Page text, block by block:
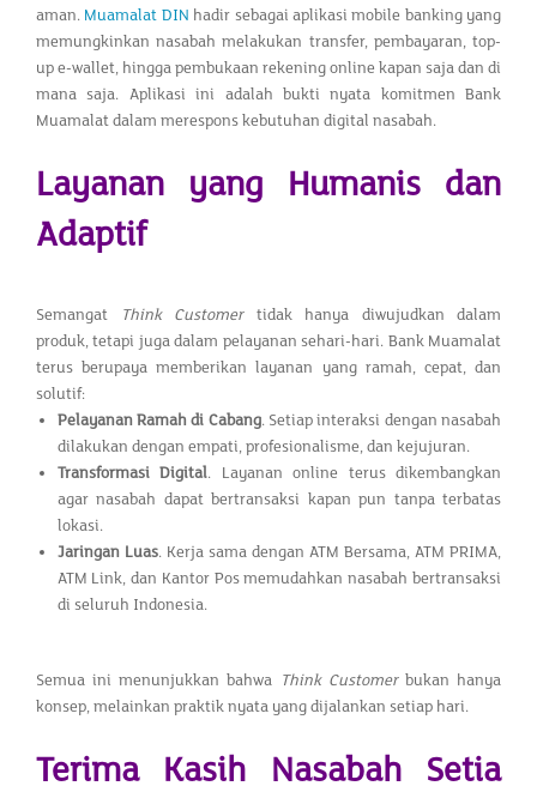
aman. Muamalat DIN hadir sebagai aplikasi mobile banking yang
memungkinkan nasabah melakukan transfer, pembayaran, top-
up e-wallet, hingga pembukaan rekening online kapan saja dan di
mana saja. Aplikasi ini adalah bukti nyata komitmen Bank
Muamalat dalam merespons kebutuhan digital nasabah.
Layanan yang Humanis dan
Adaptif
Semangat Think Customertidak hanya diwujudkan dalam
produk, tetapi juga dalam pelayanan sehari-hari. Bank Muamalat
terus berupaya memberikan layanan yang ramah, cepat, dan
solutif:
Pelayanan Ramah di Cabang. Setiap interaksi dengan nasabah
dilakukan dengan empati, profesionalisme, dan kejujuran.
Transformasi Digital. Layanan online terus dikembangkan
agar nasabah dapat bertransaksi kapan pun tanpa terbatas
lokasi.
Jaringan Luas. Kerja sama dengan ATM Bersama, ATM PRIMA,
ATM Link, dan Kantor Pos memudahkan nasabah bertransaksi
di seluruh Indonesia.
Semua ini menunjukkan bahwa Think Customerbukan hanya
konsep, melainkan praktik nyata yang dijalankan setiap hari.
Terima Kasih Nasabah Setia